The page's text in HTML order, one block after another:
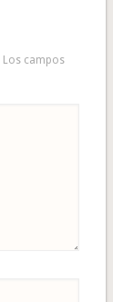
Los campos